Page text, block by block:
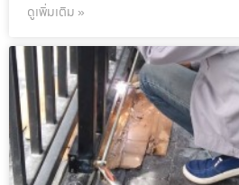
ดูเพิ่มเติม »